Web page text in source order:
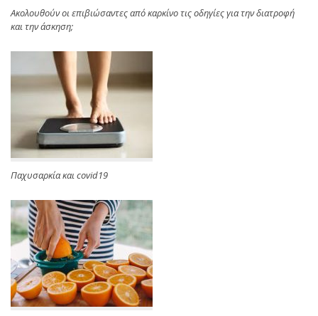
Ακολουθούν οι επιβιώσαντες από καρκίνο τις οδηγίες για την διατροφή
και την άσκηση;
Παχυσαρκία και covid19